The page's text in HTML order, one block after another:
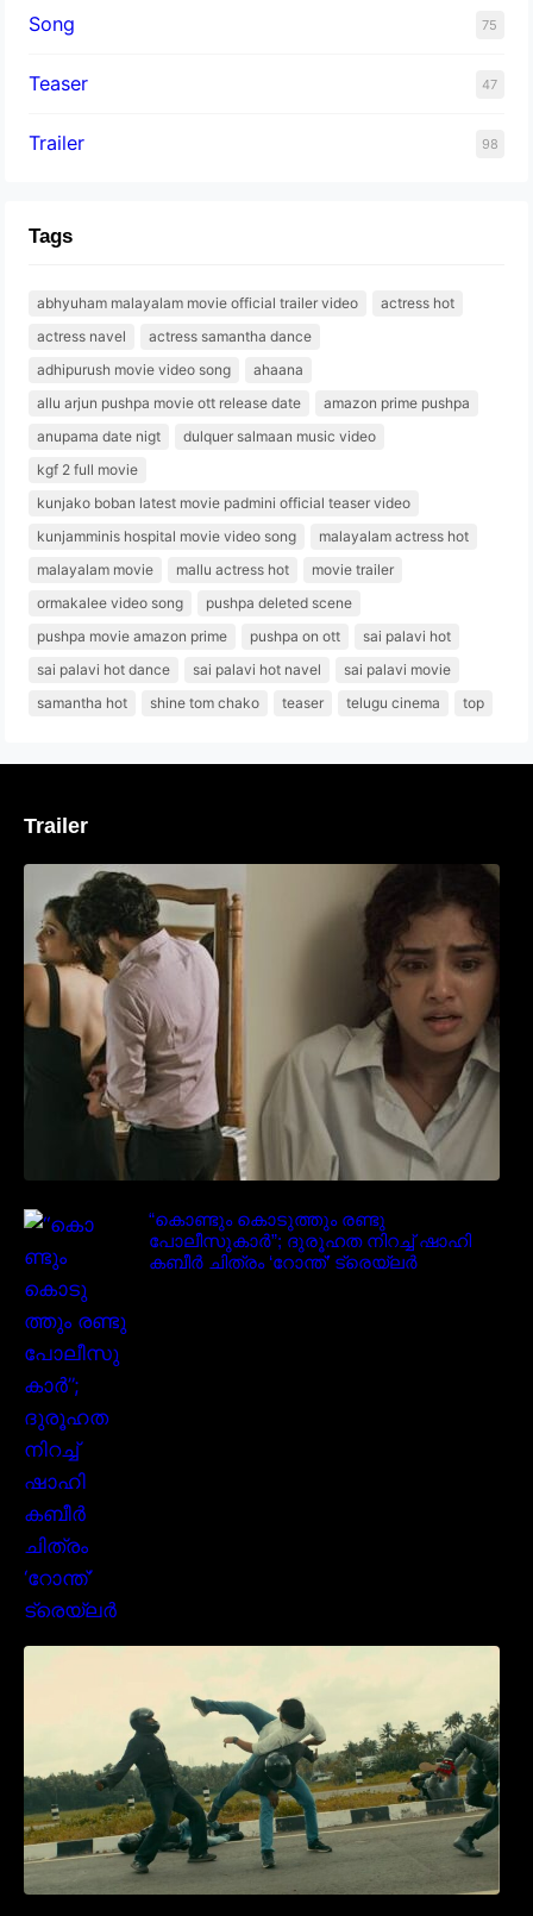
Song 75
Teaser 47
Trailer 98
Tags
abhyuham malayalam movie official trailer video
actress hot
actress navel
actress samantha dance
adhipurush movie video song
ahaana
allu arjun pushpa movie ott release date
amazon prime pushpa
anupama date nigt
dulquer salmaan music video
kgf 2 full movie
kunjako boban latest movie padmini official teaser video
kunjamminis hospital movie video song
malayalam actress hot
malayalam movie
mallu actress hot
movie trailer
ormakalee video song
pushpa deleted scene
pushpa movie amazon prime
pushpa on ott
sai palavi hot
sai palavi hot dance
sai palavi hot navel
sai palavi movie
samantha hot
shine tom chako teaser telugu cinema top
Trailer
‘മരീചിക’യുമായി അനുപമ പരമേശ്വരൻ;
മിസ്റ്ററി ത്രില്ലർ ട്രെയിലർ
വൈറലാകുന്നു..
“കൊണ്ടും കൊടുത്തും രണ്ടു
പോലീസുകാർ”; ദുരൂഹത നിറച്ച് ഷാഹി
കബീർ ചിത്രം ‘റോന്ത്’ ട്രെയ്‌ലർ